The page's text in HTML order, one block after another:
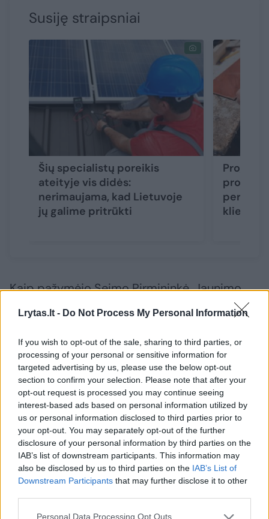
Lrytas.lt - Do Not Process My Personal Information
If you wish to opt-out of the sale, sharing to third parties, or
processing of your personal or sensitive information for
targeted advertising by us, please use the below opt-out
section to confirm your selection. Please note that after your
opt-out request is processed you may continue seeing
interest-based ads based on personal information utilized by
us or personal information disclosed to third parties prior to
your opt-out. You may separately opt-out of the further
disclosure of your personal information by third parties on the
IAB’s list of downstream participants. This information may
also be disclosed by us to third parties on the IAB’s List of
Downstream Participants that may further disclose it to other
Personal Data Processing Opt Outs
Susiję straipsniai
Šių specialistų poreikis
ateityje vis didės:
nerimaujama, kad Lietuvoje
jų galime pritrūkti
per
klientas
Kaip pažymėjo Seimo Pirmininkė, Jaunimo
reikalų agentūros duomenimis, darbuotojų,
jiems tenka didelis darbo krūvis: 2021 m.
vienam jaunimo darbuotojui, dirbančiam
atvirajame jaunimo centre arba atvirojoje
jaunimo erdvėje, vidutiniškai teko 103 jauni
žmonės, o vienam mobilųjį darbą dirbančiam
jaunimo darbuotojui – 63 jauni žmonės.
„Nors Lietuvoje jaunimo darbuotojų skaičius
auga, ši profesija net nėra įtraukta į profesijų